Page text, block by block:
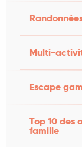
Multi-
Escape
Top 10 des
famille